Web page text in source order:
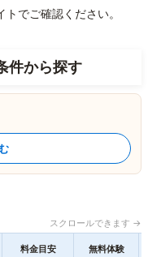
でご確認ください。
件から探す
スクロールできます →
料金目安 無料体験